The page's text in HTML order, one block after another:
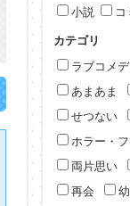
小説
コ
カテゴリ
ラブコメデ
あまあま
せつない
ホラー・
両片思い
再会